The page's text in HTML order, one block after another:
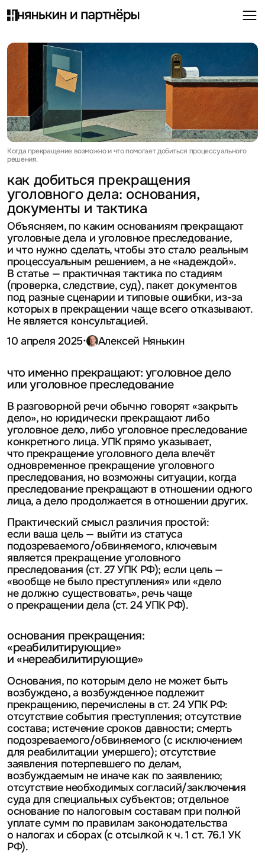
Когда прекращение возможно и что помогает добиться процессуального
решения.
как добиться прекращения
уголовного дела: основания,
документы и тактика
Объясняем, по каким основаниям прекращают
уголовные дела и уголовное преследование,
и что нужно сделать, чтобы это стало реальным
процессуальным решением, а не «надеждой».
В статье — практичная тактика по стадиям
(проверка, следствие, суд), пакет документов
под разные сценарии и типовые ошибки, из-за
которых в прекращении чаще всего отказывают.
Не является консультацией.
10 апреля 2025· Алексей Нянькин
что именно прекращают: уголовное дело
или уголовное преследование
В разговорной речи обычно говорят «закрыть
дело», но юридически прекращают либо
уголовное дело, либо уголовное преследование
конкретного лица. УПК прямо указывает,
что прекращение уголовного дела влечёт
одновременное прекращение уголовного
преследования, но возможны ситуации, когда
преследование прекращают в отношении одного
лица, а дело продолжается в отношении других.
Практический смысл различия простой:
если ваша цель — выйти из статуса
подозреваемого/обвиняемого, ключевым
является прекращение уголовного
преследования (ст. 27 УПК РФ); если цель —
«вообще не было преступления» или «дело
не должно существовать», речь чаще
о прекращении дела (ст. 24 УПК РФ).
основания прекращения:
«реабилитирующие»
и «нереабилитирующие»
Основания, по которым дело не может быть
возбуждено, а возбужденное подлежит
прекращению, перечислены в ст. 24 УПК РФ:
отсутствие события преступления; отсутствие
состава; истечение сроков давности; смерть
подозреваемого/обвиняемого (с исключением
для реабилитации умершего); отсутствие
заявления потерпевшего по делам,
возбуждаемым не иначе как по заявлению;
отсутствие необходимых согласий/заключения
суда для специальных субъектов; отдельное
основание по налоговым составам при полной
уплате сумм по правилам законодательства
о налогах и сборах (с отсылкой к ч. 1 ст. 76.1 УК
РФ).